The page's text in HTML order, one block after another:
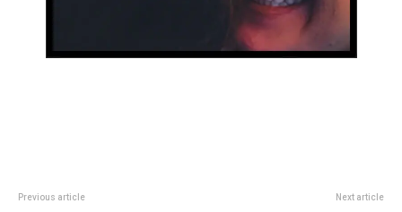
Previous article Next article